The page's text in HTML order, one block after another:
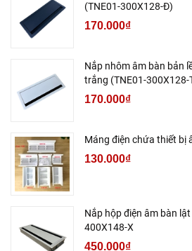
(TNE01-300X128-Đ)
170.000₫
Nắp nhôm âm bàn bản
trắng (TNE01-300X128-
170.000₫
Máng điện chứa thiết bị
130.000₫
Nắp hộp điện âm bàn
400X148-X
450.000₫